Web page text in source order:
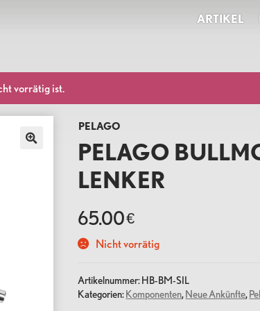
ARTIKEL
sind für den täglichen
Komponenten
werden
companies
vorrätig ist.
PELAGO
PELAGO
LENKER
65.00€
Nicht vorrätig
Artikelnummer:HB-BM-SIL
Kategorien:Komponenten,Neue Ankünfte,